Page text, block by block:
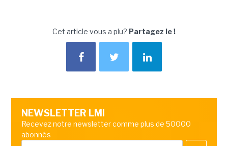
Cet article vous a plu? Partagez le !
NEWSLETTER LMI
Recevez notre newsletter comme plus de 50000
abonnés